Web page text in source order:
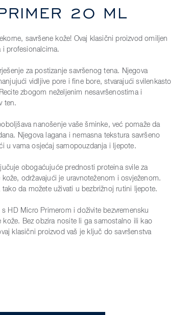
20 ML
savršene kože! Ovaj klasični proizvod omiljen
i profesionalcima.
za postizanje savršenog tena. Njegova
vidljive pore i fine bore, stvarajući svilenkasto
zbogom neželjenim nesavršenostima i
ten.
nanošenje vaše šminke, već pomaže da
Njegova lagana i nemasna tekstura savršeno
u vama osjećaj samopouzdanja i ljepote.
obogaćujuće prednosti proteina svile za
održavajući je uravnoteženom i osvježenom.
da možete uživati u bezbrižnoj rutini ljepote.
HD Micro Primerom i doživite bezvremensku
kože. Bez obzira nosite li ga samostalno ili kao
klasični proizvod vaš je ključ do savršenstva